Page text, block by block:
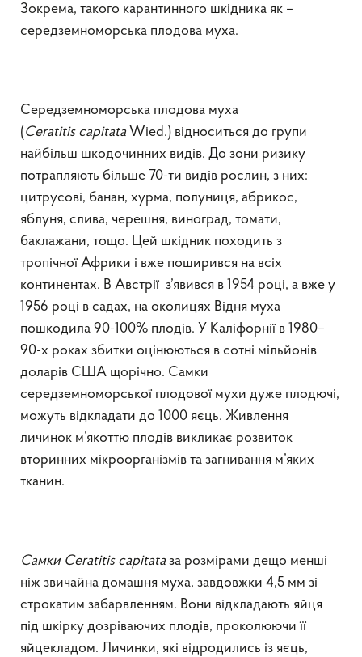
Зокрема, такого карантинного шкідника як –
середземноморська плодова муха.
Середземноморська плодова муха
(Ceratitis capitataWied.) відноситься до групи
найбільш шкодочинних видів. До зони ризику
потрапляють більше 70-ти видів рослин, з них:
цитрусові, банан, хурма, полуниця, абрикос,
яблуня, слива, черешня, виноград, томати,
баклажани, тощо. Цей шкідник походить з
тропічної Африки і вже поширився на всіх
континентах. В Австрії з’явився в 1954 році, а вже у
1956 році в садах, на околицях Відня муха
пошкодила 90-100% плодів. У Каліфорнії в 1980–
90-х роках збитки оцінюються в сотні мільйонів
доларів США щорічно. Самки
середземноморської плодової мухи дуже плодючі,
можуть відкладати до 1000 яєць. Живлення
личинок м’якоттю плодів викликає розвиток
вторинних мікроорганізмів та загнивання м’яких
тканин.
Самки Ceratitis capitataза розмірами дещо менші
ніж звичайна домашня муха, завдовжки 4,5 мм зі
строкатим забарвленням. Вони відкладають яйця
під шкірку дозріваючих плодів, проколюючи її
яйцекладом. Личинки, які відродились із яєць,